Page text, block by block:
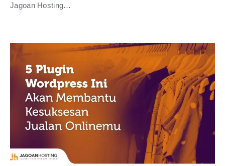
Jagoan Hosting…